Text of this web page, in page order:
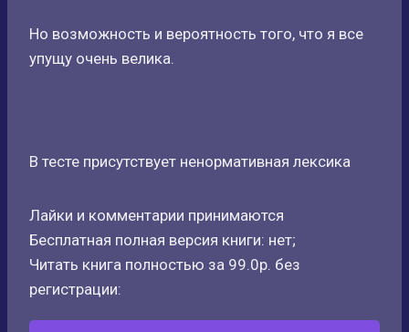
Но возможность и вероятность того, что я все
упущу очень велика.
В тесте присутствует ненормативная лексика
Лайки и комментарии принимаются
Бесплатная полная версия книги: нет;
Читать книга полностью за 99.0р. без
регистрации: